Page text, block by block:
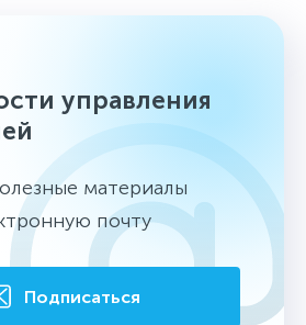
управления
материалы
почту
Подписаться